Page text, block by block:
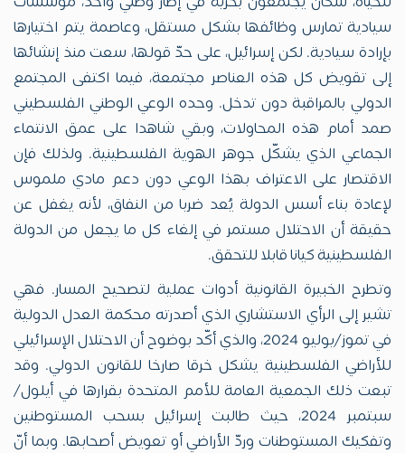
سيادية تمارس وظائفها بشكل مستقل، وعاصمة يتم اختيارها
بإرادة سيادية. لكن إسرائيل، على حدّ قولها، سعت منذ إنشائها
إلى تقويض كل هذه العناصر مجتمعة، فيما اكتفى المجتمع
الدولي بالمراقبة دون تدخل. وحده الوعي الوطني الفلسطيني
صمد أمام هذه المحاولات، وبقي شاهدا على عمق الانتماء
الجماعي الذي يشكّل جوهر الهوية الفلسطينية. ولذلك فإن
الاقتصار على الاعتراف بهذا الوعي دون دعم مادي ملموس
لإعادة بناء أسس الدولة يُعد ضربا من النفاق، لأنه يغفل عن
حقيقة أن الاحتلال مستمر في إلغاء كل ما يجعل من الدولة
الفلسطينية كيانا قابلا للتحقق.
وتطرح الخبيرة القانونية أدوات عملية لتصحيح المسار. فهي
تشير إلى الرأي الاستشاري الذي أصدرته محكمة العدل الدولية
في تموز/يوليو 2024، والذي أكّد بوضوح أن الاحتلال الإسرائيلي
للأراضي الفلسطينية يشكل خرقا صارخا للقانون الدولي. وقد
تبعت ذلك الجمعية العامة للأمم المتحدة بقرارها في أيلول/
سبتمبر 2024، حيث طالبت إسرائيل بسحب المستوطنين
وتفكيك المستوطنات وردّ الأراضي أو تعويض أصحابها. وبما أنّ